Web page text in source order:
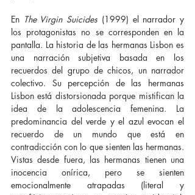
En The Virgin Suicides (1999) el narrador y
los protagonistas no se corresponden en la
pantalla. La historia de las hermanas Lisbon es
una narración subjetiva basada en los
recuerdos del grupo de chicos, un narrador
colectivo. Su percepción de las hermanas
Lisbon está distorsionada porque mistifican la
idea de la adolescencia femenina. La
predominancia del verde y el azul evocan el
recuerdo de un mundo que está en
contradicción con lo que sienten las hermanas.
Vistas desde fuera, las hermanas tienen una
inocencia onírica, pero se sienten
emocionalmente atrapadas (literal y